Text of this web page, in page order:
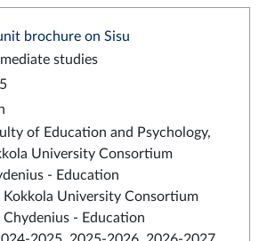
brochure on Sisu
studies
of Education and Psychology,
University Consortium
- Education
Kokkola University Consortium
Chydenius - Education